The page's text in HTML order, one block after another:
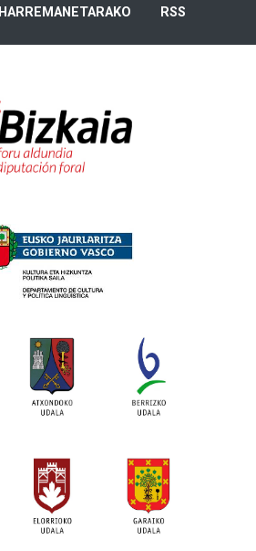
HARREMANETARAKO RSS